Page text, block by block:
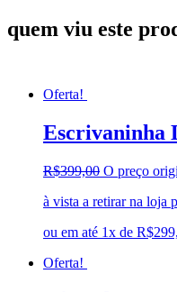
quem viu este
Oferta!
Escrivaninha
R$399,00 O preço
à vista a retirar na loja
ou em até 1x de
Oferta!